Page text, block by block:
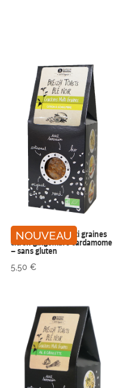
NOUVEAU
Toasts blé noir multi graines
citron gingembre cardamome
– sans gluten
5,50 €